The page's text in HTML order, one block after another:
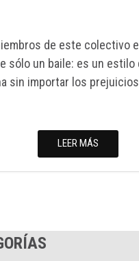
de este colectivo
sólo un baile: es un estilo
sin importar los
LEER MÁS